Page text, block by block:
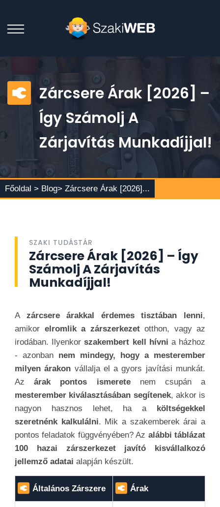
Zárcsere Árak [2026] –
Így Számolj A
Zárjavítás Munkadíjjal!
Főoldal > Blog> Zárcsere Árak [2026]...
SZAKI TUDÁSTÁR
Zárcsere Árak [2026] – Így
Számolj A Zárjavítás
Munkadíjjal!
A zárcsere árakkal érdemes tisztában lenni,
amikor elromlik a zárszerkezet otthon, vagy az
irodában. Ilyenkor szakembert kell hívni a házhoz
- azonban nem mindegy, hogy a mesterember
milyen árakon vállalja el a gyors javítási munkát.
Azárak pontos ismeretenem csupán a
mesterember kiválasztásában segítenek, akkor is
nagyon hasznos lehet, ha aköltségekkel
szeretnénk kalkulálni. Mik a szakemberek árai a
pontos feladatok függvényében? Az alábbi táblázat
100 hazai zárszerkezet javító kisvállalkozó
jellemző adatai alapján készült.
Általános Zárszere Árak